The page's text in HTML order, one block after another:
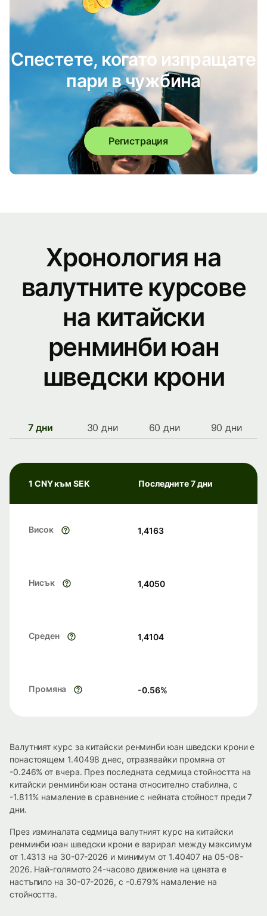
Спестете, когато изпращате
пари в чужбина
Регистрация
Хронология на
валутните курсове
на китайски
ренминби юан
шведски крони
7 дни 30 дни 60 дни 90 дни
1 CNY към SEK Последните 7 дни
Висок 1,4163
Нисък 1,4050
Среден 1,4104
Промяна -0.56%
Валутният курс за китайски ренминби юан шведски крони е
понастоящем 1.40498 днес, отразявайки промяна от
-0.246% от вчера. През последната седмица стойността на
китайски ренминби юан остана относително стабилна, с
-1.811% намаление в сравнение с нейната стойност преди 7
дни.
През изминалата седмица валутният курс на китайски
ренминби юан шведски крони е варирал между максимум
от 1.4313 на 30-07-2026 и минимум от 1.40407 на 05-08-
2026. Най-голямото 24-часово движение на цената е
настъпило на 30-07-2026, с -0.679% намаление на
стойността.